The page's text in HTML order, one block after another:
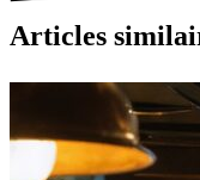
Articles